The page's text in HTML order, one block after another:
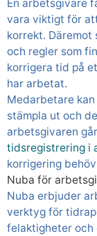
En arbetsgivare
vara viktigt för
korrekt. Däremot
och regler som
korrigera tid på
har arbetat.
Medarbetare
stämpla ut och
arbetsgivaren
tidsregistrering i
korrigering
Nuba för
Nuba erbjuder
verktyg för
felaktigheter och